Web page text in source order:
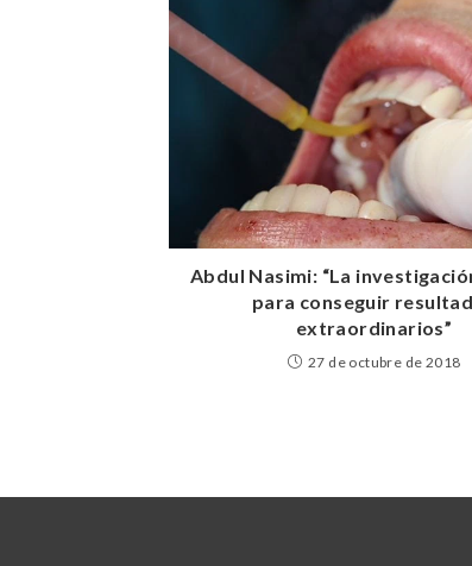
Abdul Nasimi: “La
para conseguir
extraordinarios”
27 de octubre de 2018